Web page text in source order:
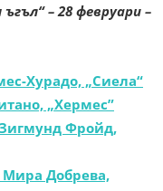
– 28 февруари –
Хурадо, „Сиела“
„Хермес”
Фройд,
Мира Добрева,